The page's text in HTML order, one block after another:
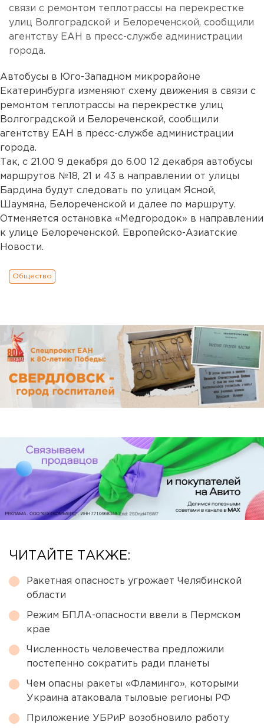
связи с ремонтом теплотрассы на перекрестке
улиц Волгоградской и Белореченской, сообщили
агентству ЕАН в пресс-службе администрации
города.
Автобусы в Юго-Западном микрорайоне
Екатеринбурга изменяют схему движения в связи с
ремонтом теплотрассы на перекрестке улиц
Волгоградской и Белореченской, сообщили
агентству ЕАН в пресс-службе администрации
города.
Так, с 21.00 9 декабря до 6.00 12 декабря автобусы
маршрутов №18, 21 и 43 в направлении от улицы
Бардина будут следовать по улицам Ясной,
Шаумяна, Белореченской и далее по маршруту.
Отменяется остановка «Медгородок» в направлении
к улице Белореченской. Европейско-Азиатские
Новости.
Общество
ЧИТАЙТЕ ТАКЖЕ:
Ракетная опасность угрожает Челябинской
области
Режим БПЛА-опасности ввели в Пермском
крае
Численность человечества предложили
постепенно сократить ради планеты
Чем опасны ракеты «Фламинго», которыми
Украина атаковала тыловые регионы РФ
Приложение УБРиР возобновило работу